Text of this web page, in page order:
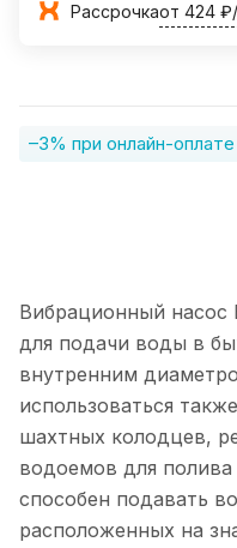
Рассрочкаот 424
–3% при онлайн-оплате
Вибрационный
для подачи воды в
внутренним
использоваться
шахтных колодцев,
водоемов для
способен подавать
расположенных на